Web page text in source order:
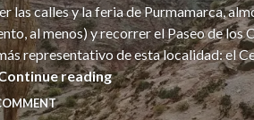
las calles y la feria de Purmamarca,
al menos) y recorrer el Paseo de los
representativo de esta localidad: el
readingCerro de los Siete